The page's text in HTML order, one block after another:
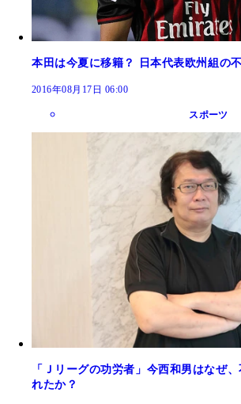
本田は今夏に移籍？ 日本代表欧州組の
2016年08月17日 06:00
スポーツ
「Ｊリーグの功労者」今西和男はなぜ
れたか？